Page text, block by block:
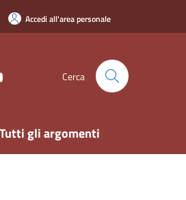
Accedi all'area personale
Cerca
Tutti gli argomenti